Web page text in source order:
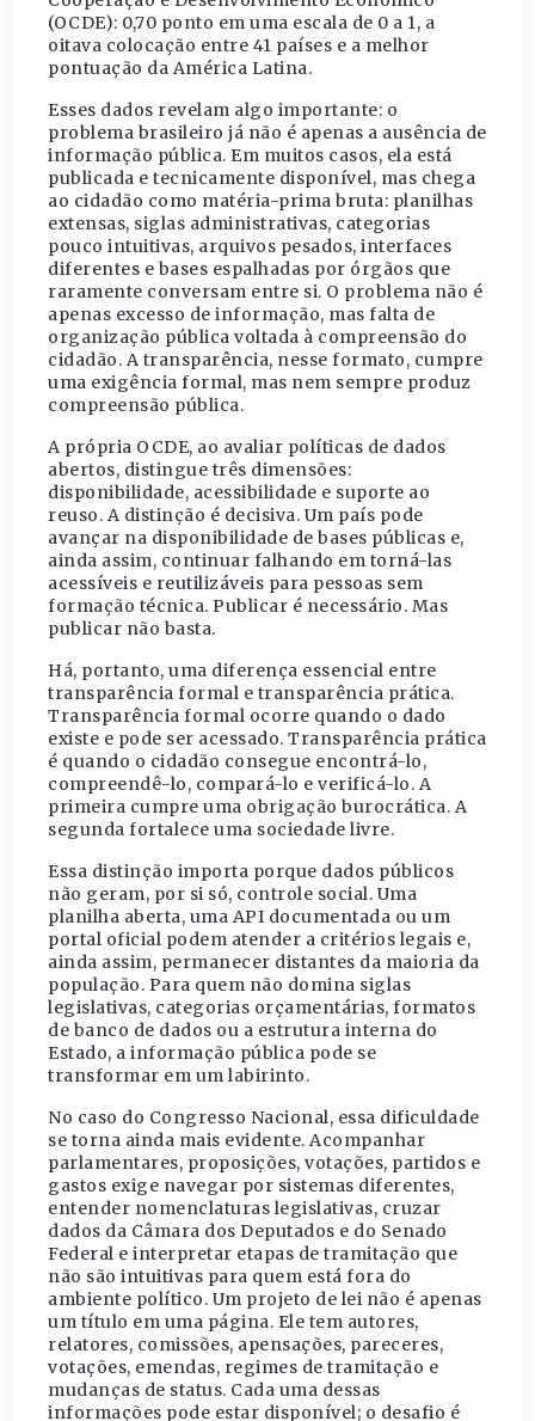
(OCDE): 0,70 ponto em uma escala de 0 a 1, a
oitava colocação entre 41 países e a melhor
pontuação da América Latina.
Esses dados revelam algo importante: o
problema brasileiro já não é apenas a ausência de
informação pública. Em muitos casos, ela está
publicada e tecnicamente disponível, mas chega
ao cidadão como matéria-prima bruta: planilhas
extensas, siglas administrativas, categorias
pouco intuitivas, arquivos pesados, interfaces
diferentes e bases espalhadas por órgãos que
raramente conversam entre si. O problema não é
apenas excesso de informação, mas falta de
organização pública voltada à compreensão do
cidadão. A transparência, nesse formato, cumpre
uma exigência formal, mas nem sempre produz
compreensão pública.
A própria OCDE, ao avaliar políticas de dados
abertos, distingue três dimensões:
disponibilidade, acessibilidade e suporte ao
reuso. A distinção é decisiva. Um país pode
avançar na disponibilidade de bases públicas e,
ainda assim, continuar falhando em torná-las
acessíveis e reutilizáveis para pessoas sem
formação técnica. Publicar é necessário. Mas
publicar não basta.
Há, portanto, uma diferença essencial entre
transparência formal e transparência prática.
Transparência formal ocorre quando o dado
existe e pode ser acessado. Transparência prática
é quando o cidadão consegue encontrá-lo,
compreendê-lo, compará-lo e verificá-lo. A
primeira cumpre uma obrigação burocrática. A
segunda fortalece uma sociedade livre.
Essa distinção importa porque dados públicos
não geram, por si só, controle social. Uma
planilha aberta, uma API documentada ou um
portal oficial podem atender a critérios legais e,
ainda assim, permanecer distantes da maioria da
população. Para quem não domina siglas
legislativas, categorias orçamentárias, formatos
de banco de dados ou a estrutura interna do
Estado, a informação pública pode se
transformar em um labirinto.
No caso do Congresso Nacional, essa dificuldade
se torna ainda mais evidente. Acompanhar
parlamentares, proposições, votações, partidos e
gastos exige navegar por sistemas diferentes,
entender nomenclaturas legislativas, cruzar
dados da Câmara dos Deputados e do Senado
Federal e interpretar etapas de tramitação que
não são intuitivas para quem está fora do
ambiente político. Um projeto de lei não é apenas
um título em uma página. Ele tem autores,
relatores, comissões, apensações, pareceres,
votações, emendas, regimes de tramitação e
mudanças de status. Cada uma dessas
informações pode estar disponível; o desafio é